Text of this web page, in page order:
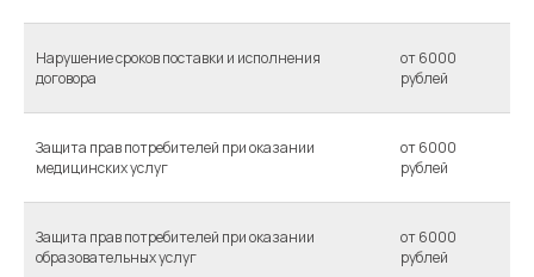
Нарушение сроков поставки и исполнения
договора
от 6000
рублей
Защита прав потребителей при оказании
медицинских услуг
от 6000
рублей
Защита прав потребителей при оказании
образовательных услуг
от 6000
рублей